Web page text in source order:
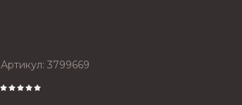
Артикул: 3799669